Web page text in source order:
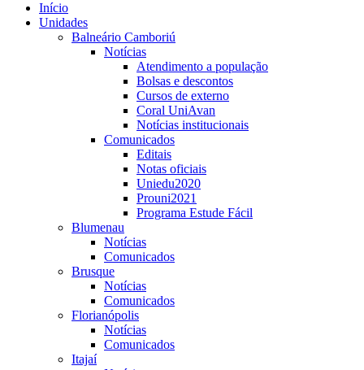
Início
Unidades
Balneário Camboriú
Notícias
Atendimento a população
Bolsas e descontos
Cursos de externo
Coral UniAvan
Notícias institucionais
Comunicados
Editais
Notas oficiais
Uniedu2020
Prouni2021
Programa Estude Fácil
Blumenau
Notícias
Comunicados
Brusque
Notícias
Comunicados
Florianópolis
Notícias
Comunicados
Itajaí